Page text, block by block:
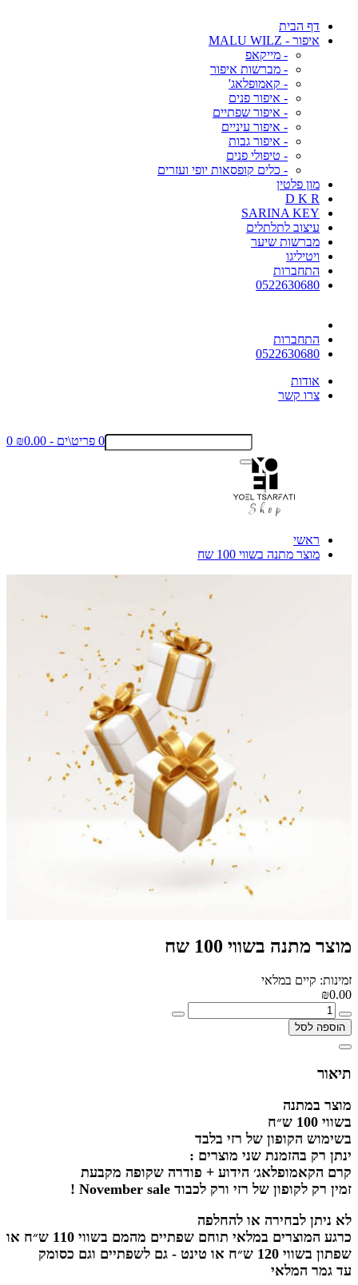
דף הבית
איפור - MALU WILZ
- מייקאפ
- מברשות איפור
- קאמופלאג'
- איפור פנים
- איפור שפתיים
- איפור עיניים
- איפור גבות
- טיפולי פנים
- כלים קופסאות יופי ועזרים
מון פלטין
D K R
SARINA KEY
עיצוב לתלתלים
מברשות שיער
ויטיליגו
התחברות
0522630680
התחברות
0522630680
אודות
צרו קשר
0 פריט\ים - ₪0.00 0
ראשי
מוצר מתנה בשווי 100 שח
מוצר מתנה בשווי 100 שח
זמינות: קיים במלאי
₪0.00
הוספה לסל
תיאור
מוצר במתנה
בשווי 100 ש״ח
בשימוש הקופון של רזי בלבד
ינתן רק בהזמנת שני מוצרים :
קרם הקאמופלאג׳ הידוע + פודרה שקופה מקבעת
זמין רק לקופון של רזי ורק לכבוד November sale !
לא ניתן לבחירה או להחלפה
כרגע המוצרים במלאי תוחם שפתיים מהמם בשווי 110 ש״ח או
שפתון בשווי 120 ש״ח או טינט - גם לשפתיים וגם כסומק
עד גמר המלאי